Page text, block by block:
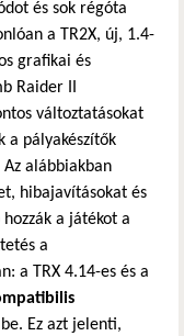
és sok régóta
a TR2X, új, 1.4-
grafikai és
Raider II
változtatásokat
a pályakészítők
alábbiakban
hibajavításokat és
a játékot a
a
a TRX 4.14-es és a
Ez azt jelenti,